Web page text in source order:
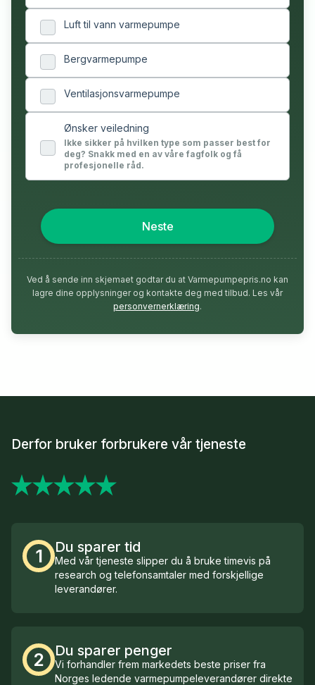
Luft til vann varmepumpe
Bergvarmepumpe
Ventilasjonsvarmepumpe
Ønsker veiledning
Ikke sikker på hvilken type som passer best for
deg? Snakk med en av våre fagfolk og få
profesjonelle råd.
Neste
Ved å sende inn skjemaet godtar du at Varmepumpepris.no kan
lagre dine opplysninger og kontakte deg med tilbud. Les vår
personvernerklæring.
Derfor bruker forbrukere vår tjeneste
1 Du sparer tid
Med vår tjeneste slipper du å bruke timevis på
research og telefonsamtaler med forskjellige
leverandører.
2 Du sparer penger
Vi forhandler frem markedets beste priser fra
Norges ledende varmepumpeleverandører direkte